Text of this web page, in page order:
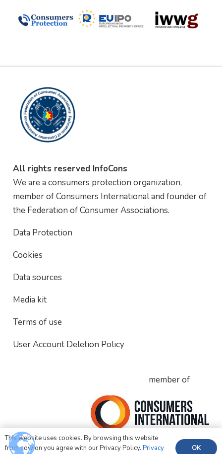
All rights reserved InfoCons
We are a consumers protection organization,
member of Consumers International and founder of
the Federation of Consumer Associations.
Data Protection
Cookies
Data sources
Media kit
Terms of use
User Account Deletion Policy
member of
This website uses cookies. By browsing this website
from now on you agree with our Privacy Policy. Privacy
OK